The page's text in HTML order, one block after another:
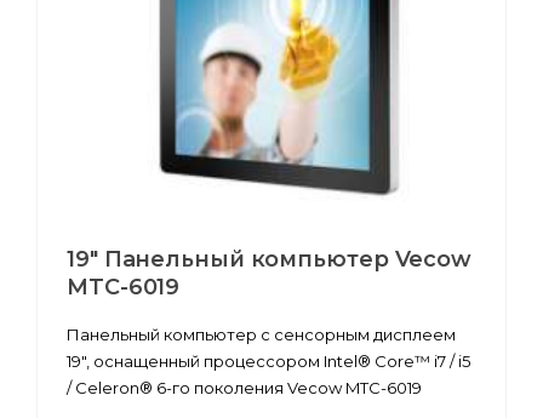
19" Панельный компьютер Vecow
MTC-6019
Панельный компьютер с сенсорным дисплеем
19", оснащенный процессором Intel® Core™ i7 / i5
/ Celeron® 6-го поколения Vecow MTC-6019